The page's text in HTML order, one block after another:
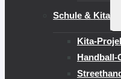
Schule & Kita
Kita-